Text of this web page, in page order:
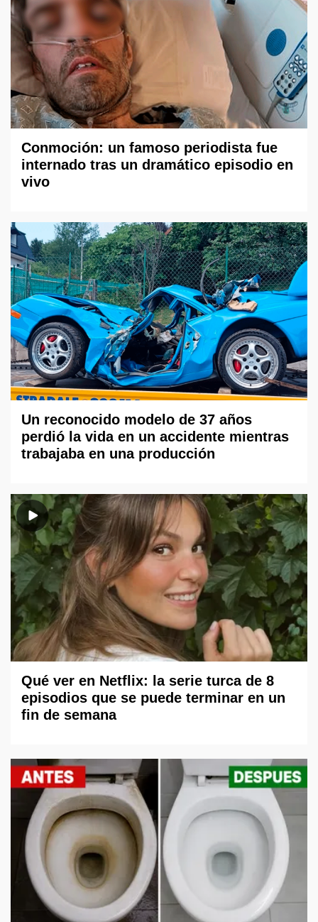
Conmoción: un famoso periodista fue
internado tras un dramático episodio en
vivo
Un reconocido modelo de 37 años
perdió la vida en un accidente mientras
trabajaba en una producción
Qué ver en Netflix: la serie turca de 8
episodios que se puede terminar en un
fin de semana